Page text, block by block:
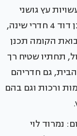
עץ גושני
מובילות אל מפלס הילדים שם תכנן בן דוד 4 חדרי שינה,
הקומה תכנן
תחתיו שטיח רך
הבית, גם חדריהם
ורכות וגם בהם